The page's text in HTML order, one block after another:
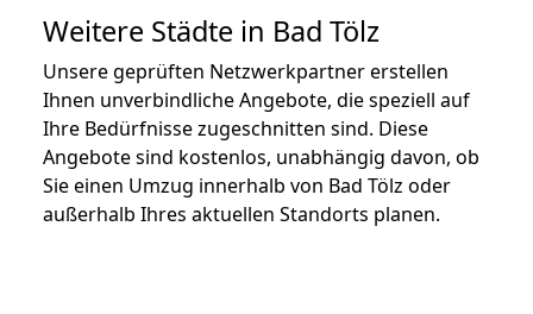
Weitere Städte in Bad Tölz
Unsere geprüften Netzwerkpartner erstellen
Ihnen unverbindliche Angebote, die speziell auf
Ihre Bedürfnisse zugeschnitten sind. Diese
Angebote sind kostenlos, unabhängig davon, ob
Sie einen Umzug innerhalb von Bad Tölz oder
außerhalb Ihres aktuellen Standorts planen.